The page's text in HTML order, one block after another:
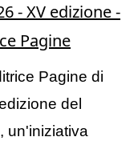
- XV edizione -
Pagine
Pagine di
del
un'iniziativa